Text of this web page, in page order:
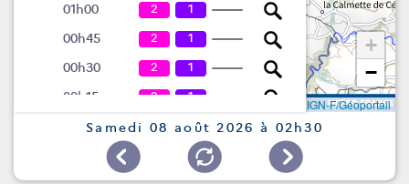
01h00 2 1
00h45 2 1
00h30 2 1
00h15 2 1
00h00 2 1
Vendredi 07 août
23h45 2 1
+
−
IGN-F/Géoportail
Samedi 08 août 2026 à 02h30